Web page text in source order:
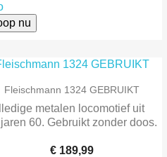
nu
 Snel bekijken
Fleischmann 1324 GEBRUIKT
metalen locomotief uit
60. Gebruikt zonder doos.
€ 189,99